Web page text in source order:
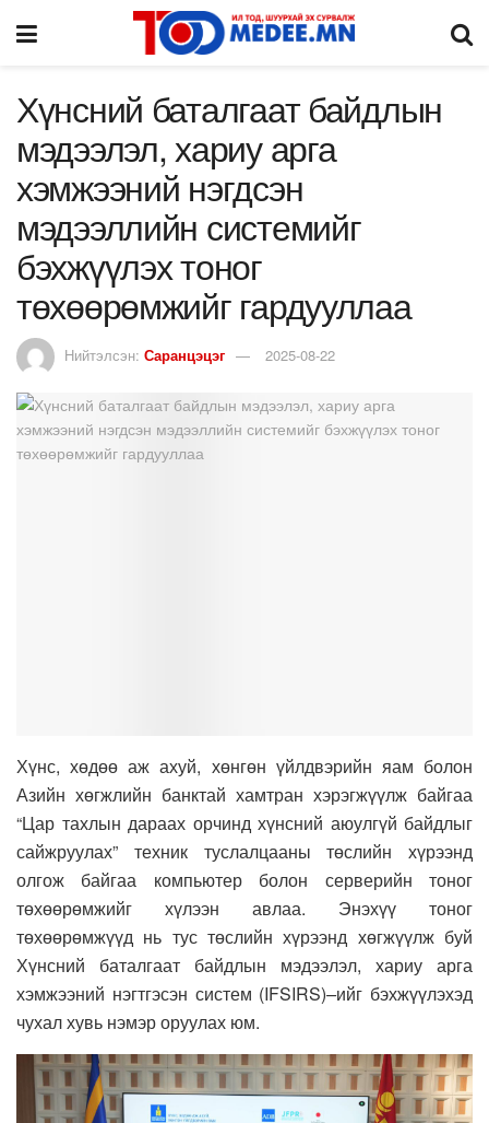
Хүнсний баталгаат байдлын
мэдээлэл, хариу арга
хэмжээний нэгдсэн
мэдээллийн системийг
бэхжүүлэх тоног
төхөөрөмжийг гардууллаа
Нийтэлсэн: Саранцэцэг 2025-08-22
Хүнс, хөдөө аж ахуй, хөнгөн үйлдвэрийн яам болон
Азийн хөгжлийн банктай хамтран хэрэгжүүлж байгаа
“Цар тахлын дараах орчинд хүнсний аюулгүй байдлыг
сайжруулах” техник туслалцааны төслийн хүрээнд
олгож байгаа компьютер болон серверийн тоног
төхөөрөмжийг хүлээн авлаа. Энэхүү тоног
төхөөрөмжүүд нь тус төслийн хүрээнд хөгжүүлж буй
Хүнсний баталгаат байдлын мэдээлэл, хариу арга
хэмжээний нэгтгэсэн систем (IFSIRS)–ийг бэхжүүлэхэд
чухал хувь нэмэр оруулах юм.